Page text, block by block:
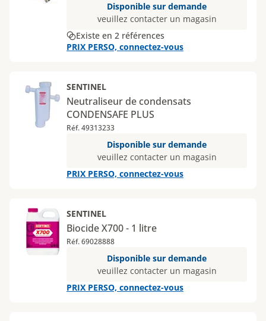
Disponible sur demande
veuillez contacter un magasin
Existe en 2 références
PRIX PERSO, connectez-vous
SENTINEL
Neutraliseur de condensats
CONDENSAFE PLUS
Réf. 49313233
Disponible sur demande
veuillez contacter un magasin
PRIX PERSO, connectez-vous
SENTINEL
Biocide X700 - 1 litre
Réf. 69028888
Disponible sur demande
veuillez contacter un magasin
PRIX PERSO, connectez-vous